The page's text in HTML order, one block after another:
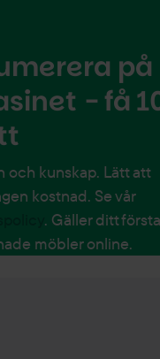
på
- få
och kunskap. Lätt att
kostnad. Se vår
. Gäller ditt
möbler online.